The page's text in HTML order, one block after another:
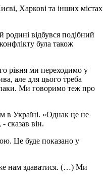
Харкові та інших містах
родині відбувся подібний
була також
рівня ми переходимо у
але для цього треба
Ми говоримо теж про
в Україні. «Однак це не
сказав він.
Це буде показано у
нам здаватися. (…) Ми